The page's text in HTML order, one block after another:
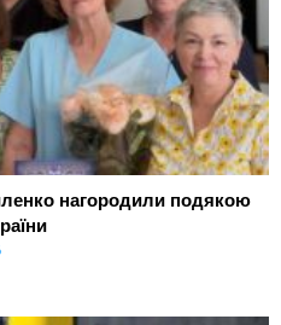
нагородили подякою